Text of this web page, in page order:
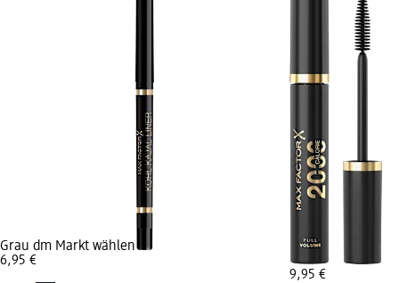
Grau dm Markt wählen
6,95 €
9,95 €